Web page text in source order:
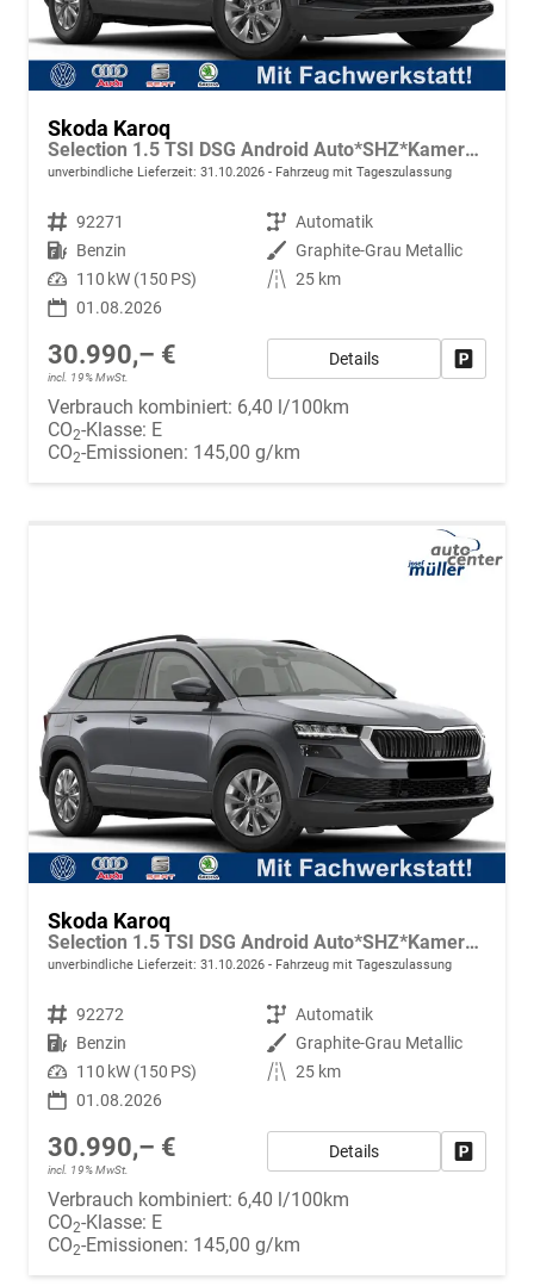
Skoda Karoq
Selection 1.5 TSI DSG Android Auto*SHZ*Kamera*Keyless*PDC v/h*Klimaauto*SUNSET*LED
unverbindliche Lieferzeit: 31.10.2026 Fahrzeug mit Tageszulassung
Fahrzeugnr. 92271 Getriebe Automatik
Kraftstoff Benzin Außenfarbe Graphite-Grau Metallic
Leistung 110 kW (150 PS) Kilometerstand 25 km
01.08.2026
30.990,– €
incl. 19% MwSt.
Details
Verbrauch kombiniert: 6,40 l/100km
CO2-Klasse: E
CO2-Emissionen: 145,00 g/km
Skoda Karoq
Selection 1.5 TSI DSG Android Auto*SHZ*Kamera*Keyless*PDC v/h*Klimaauto*SUNSET*LED
unverbindliche Lieferzeit: 31.10.2026 Fahrzeug mit Tageszulassung
Fahrzeugnr. 92272 Getriebe Automatik
Kraftstoff Benzin Außenfarbe Graphite-Grau Metallic
Leistung 110 kW (150 PS) Kilometerstand 25 km
01.08.2026
30.990,– €
incl. 19% MwSt.
Details
Verbrauch kombiniert: 6,40 l/100km
CO2-Klasse: E
CO2-Emissionen: 145,00 g/km